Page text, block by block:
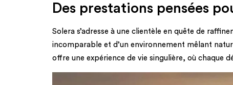
Des prestations pensées
Solera s’adresse à une clientèle en quête de
incomparable et d’un environnement mêlant
offre une expérience de vie singulière, où chaque